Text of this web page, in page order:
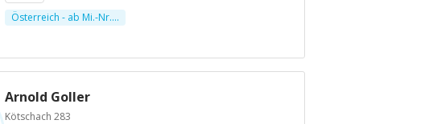
Österreich - ab Mi.-Nr....
Arnold Goller
Kötschach 283